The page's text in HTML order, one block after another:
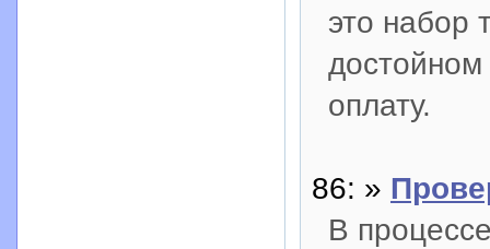
это набор
достойном
оплату.
86: »
В